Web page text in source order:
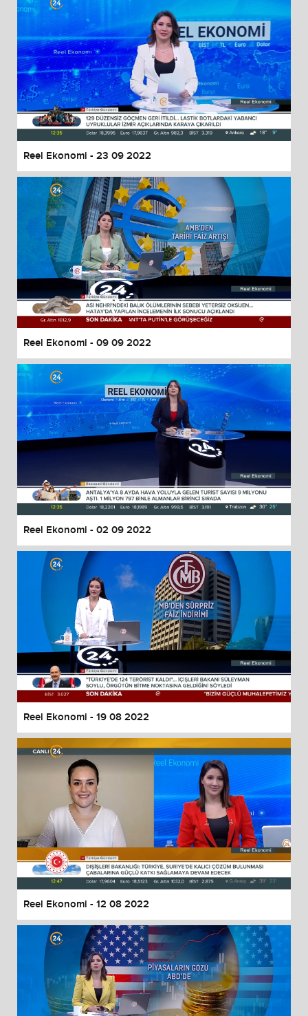
Reel Ekonomi - 23 09 2022
Reel Ekonomi - 09 09 2022
Reel Ekonomi - 02 09 2022
Reel Ekonomi - 19 08 2022
Reel Ekonomi - 12 08 2022